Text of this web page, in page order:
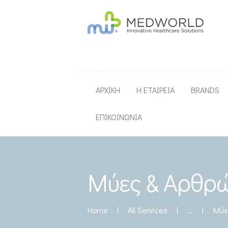
ΑΡΧΙΚΗ Η ΕΤΑΙΡΕΙΑ BRANDS
ΕΠΙΚΟΙΝΩΝΙΑ
Μύες &
Home All Services ...